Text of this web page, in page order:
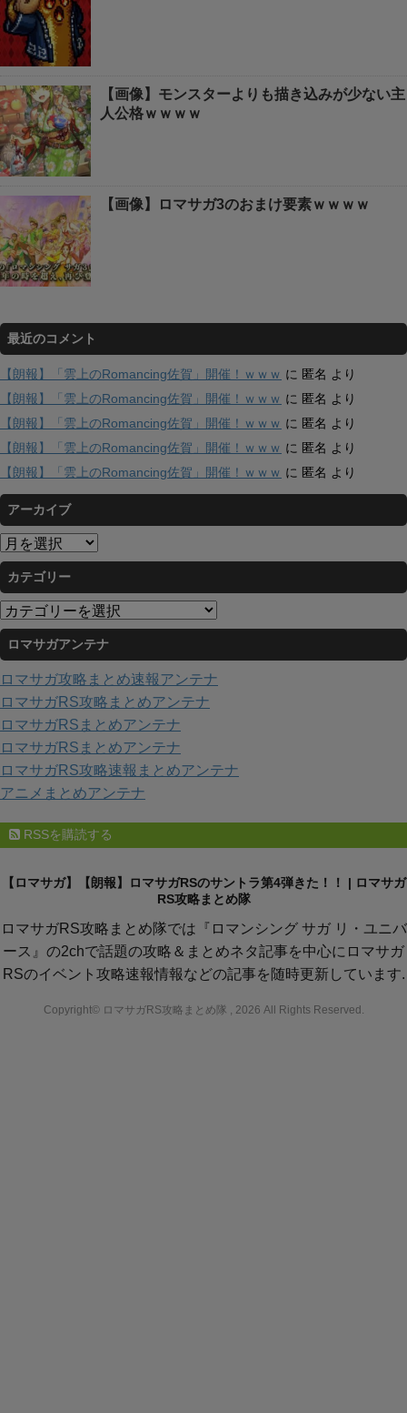
【画像】モンスターよりも描き込みが少ない主
人公格ｗｗｗｗ
【画像】ロマサガ3のおまけ要素ｗｗｗｗ
最近のコメント
【朗報】「雲上のRomancing佐賀」開催！ｗｗｗ に 匿名 より
【朗報】「雲上のRomancing佐賀」開催！ｗｗｗ に 匿名 より
【朗報】「雲上のRomancing佐賀」開催！ｗｗｗ に 匿名 より
【朗報】「雲上のRomancing佐賀」開催！ｗｗｗ に 匿名 より
【朗報】「雲上のRomancing佐賀」開催！ｗｗｗ に 匿名 より
アーカイブ
ア
ー
カ
イ
ブ
カテゴリー
カ
テ
ゴ
リ
ー
ロマサガアンテナ
ロマサガ攻略まとめ速報アンテナ
ロマサガRS攻略まとめアンテナ
ロマサガRSまとめアンテナ
ロマサガRSまとめアンテナ
ロマサガRS攻略速報まとめアンテナ
アニメまとめアンテナ
RSSを購読する
【ロマサガ】【朗報】ロマサガRSのサントラ第4弾きた！！ | ロマサガ
RS攻略まとめ隊
ロマサガRS攻略まとめ隊では『ロマンシング サガ リ・ユニバ
ース』の2chで話題の攻略＆まとめネタ記事を中心にロマサガ
RSのイベント攻略速報情報などの記事を随時更新しています.
Copyright© ロマサガRS攻略まとめ隊 , 2026 All Rights Reserved.